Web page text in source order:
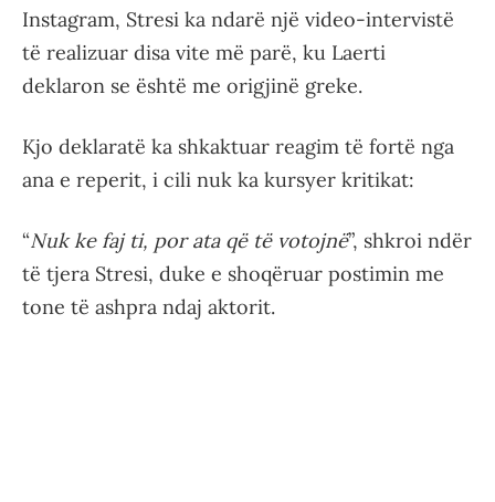
Instagram, Stresi ka ndarë një video-intervistë
të realizuar disa vite më parë, ku Laerti
deklaron se është me origjinë greke.
Kjo deklaratë ka shkaktuar reagim të fortë nga
ana e reperit, i cili nuk ka kursyer kritikat:
“Nuk ke faj ti, por ata që të votojnë”, shkroi ndër
të tjera Stresi, duke e shoqëruar postimin me
tone të ashpra ndaj aktorit.